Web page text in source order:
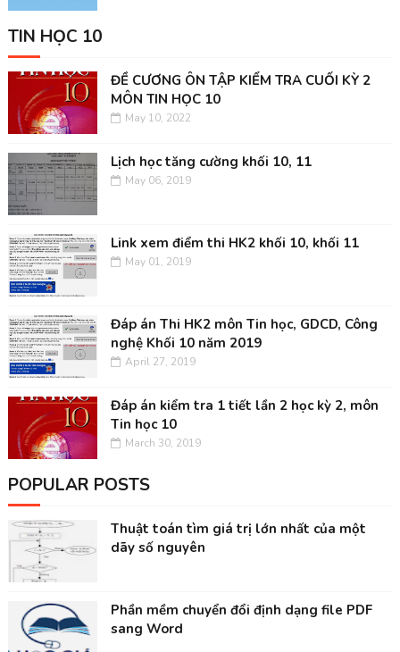
TIN HỌC 10
ĐỀ CƯƠNG ÔN TẬP KIỂM TRA CUỐI KỲ 2
MÔN TIN HỌC 10
May 10, 2022
Lịch học tăng cường khối 10, 11
May 06, 2019
Link xem điểm thi HK2 khối 10, khối 11
May 01, 2019
Đáp án Thi HK2 môn Tin học, GDCD, Công
nghệ Khối 10 năm 2019
April 27, 2019
Đáp án kiểm tra 1 tiết lần 2 học kỳ 2, môn
Tin học 10
March 30, 2019
POPULAR POSTS
Thuật toán tìm giá trị lớn nhất của một
dãy số nguyên
Phần mềm chuyển đổi định dạng file PDF
sang Word